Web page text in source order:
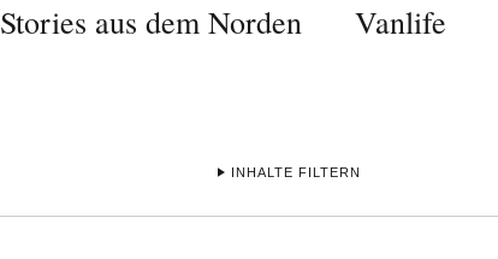
Stories aus dem Norden Vanlife
INHALTE FILTERN